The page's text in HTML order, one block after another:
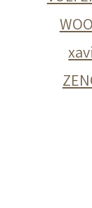
xavi